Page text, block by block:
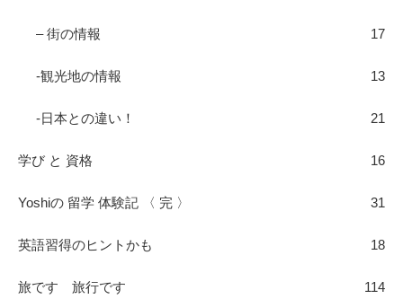
– 街の情報 17
-観光地の情報 13
-日本との違い！ 21
学び と 資格 16
Yoshiの 留学 体験記 〈 完 〉 31
英語習得のヒントかも 18
旅です 旅行です 114